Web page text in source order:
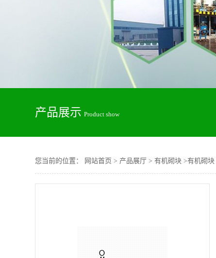
产品展示 Product show
您当前的位置： 网站首页 > 产品展厅 > 有机砌块 >有机砌块